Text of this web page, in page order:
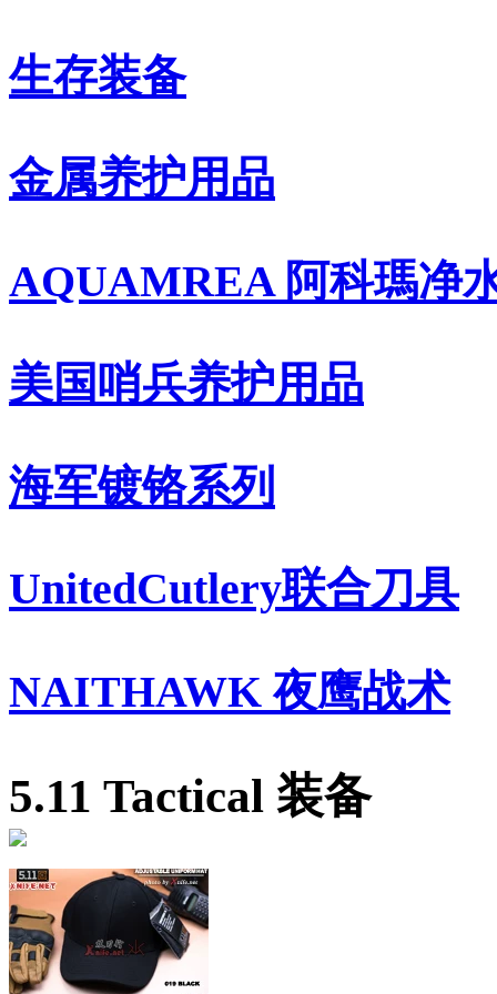
生存装备
金属养护用品
AQUAMREA 阿科瑪净
美国哨兵养护用品
海军镀铬系列
UnitedCutlery联合刀具
NAITHAWK 夜鹰战术
5.11 Tactical 装备